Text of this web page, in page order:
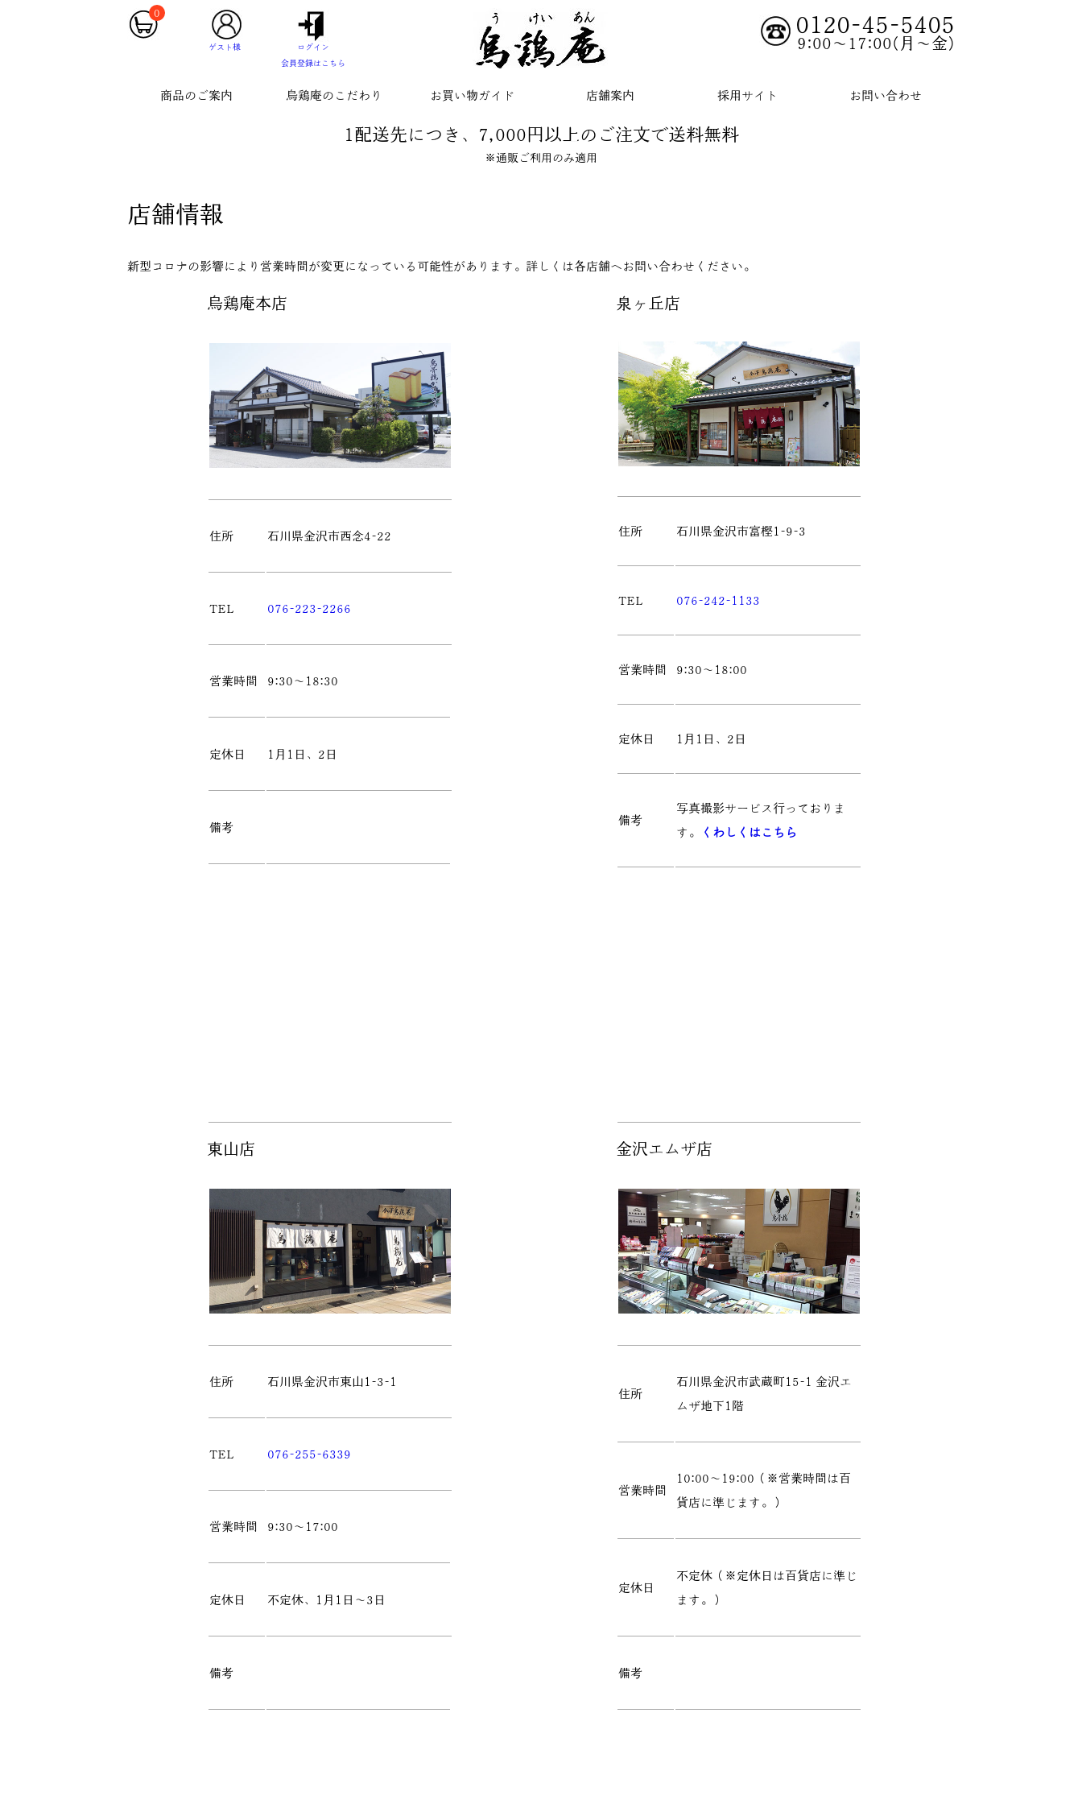
0
ゲスト様
ログイン
会員登録はこちら
0120-45-5405
9:00～17:00(月～金)
商品のご案内 烏鶏庵のこだわり お買い物ガイド 店舗案内 採用サイト お問い合わせ
1配送先につき、7,000円以上のご注文で送料無料
※通販ご利用のみ適用
店舗情報
新型コロナの影響により営業時間が変更になっている可能性があります。詳しくは各店舗へお問い合わせください。
烏鶏庵本店
住所 石川県金沢市西念4-22
TEL 076-223-2266
営業時間 9:30～18:30
定休日 1月1日、2日
備考
泉ヶ丘店
住所 石川県金沢市富樫1-9-3
TEL 076-242-1133
営業時間 9:30～18:00
定休日 1月1日、2日
備考
写真撮影サービス行っておりま
す。
くわしくはこちら
東山店
住所 石川県金沢市東山1-3-1
TEL 076-255-6339
営業時間 9:30～17:00
定休日 不定休、1月1日～3日
備考
金沢エムザ店
住所
石川県金沢市武蔵町15-1 金沢エ
ムザ地下1階
営業時間
10:00～19:00（※営業時間は百
貨店に準じます。）
定休日
不定休（※定休日は百貨店に準じ
ます。）
備考